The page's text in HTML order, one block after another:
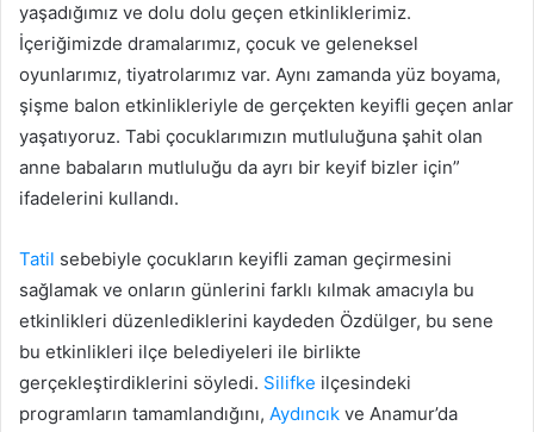
yaşadığımız ve dolu dolu geçen etkinliklerimiz.
İçeriğimizde dramalarımız, çocuk ve geleneksel
oyunlarımız, tiyatrolarımız var. Aynı zamanda yüz boyama,
şişme balon etkinlikleriyle de gerçekten keyifli geçen anlar
yaşatıyoruz. Tabi çocuklarımızın mutluluğuna şahit olan
anne babaların mutluluğu da ayrı bir keyif bizler için”
ifadelerini kullandı.
Tatil sebebiyle çocukların keyifli zaman geçirmesini
sağlamak ve onların günlerini farklı kılmak amacıyla bu
etkinlikleri düzenlediklerini kaydeden Özdülger, bu sene
bu etkinlikleri ilçe belediyeleri ile birlikte
gerçekleştirdiklerini söyledi. Silifke ilçesindeki
programların tamamlandığını, Aydıncık ve Anamur’da